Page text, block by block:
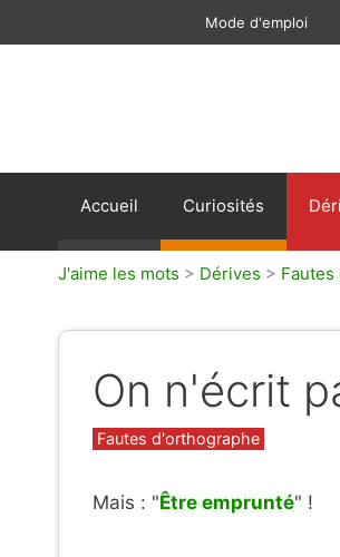
Mode d'emploi
Accueil Curiosités
J'aime les mots > Dérives >
On n'écrit
Catégories
Fautes d'orthographe
Mais : "Être emprunté" !